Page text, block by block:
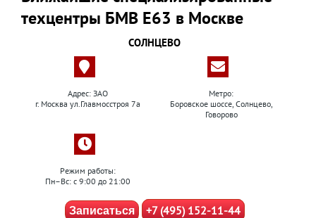
техцентры БМВ Е63 в Москве
СОЛНЦЕВО
Адрес: ЗАО
г. Москва ул.Главмосстроя 7а
Метро:
Боровское шоссе, Солнцево,
Говорово
Режим работы:
Пн–Вс: с 9:00 до 21:00
Записаться +7 (495) 152-11-44